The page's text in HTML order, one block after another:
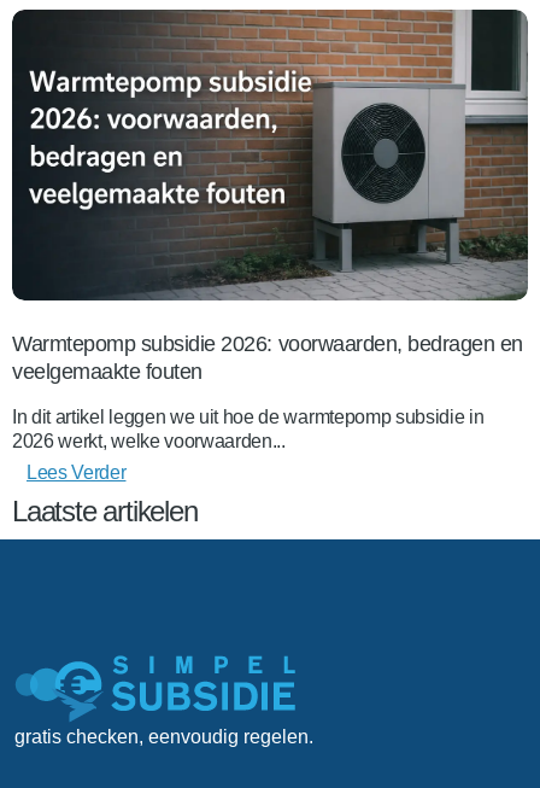
Laatste artikelen
Warmtepomp subsidie 2026: voorwaarden, bedragen en
veelgemaakte fouten
In dit artikel leggen we uit hoe de warmtepomp subsidie in
2026 werkt, welke voorwaarden...
Lees Verder
gratis checken, eenvoudig regelen.